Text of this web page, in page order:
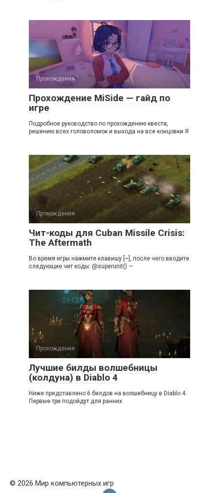
Прохождения
Прохождение MiSide — гайд по
игре
Подробное руководство по прохождению квеста,
решению всех головоломок и выхода на все концовки Я
Прохождения
Чит-коды для Cuban Missile Crisis:
The Aftermath
Во время игры нажмите клавишу [~], после чего вводите
следующие чит коды: @superunit() —
Прохождения
Лучшие билды волшебницы
(колдуна) в Diablo 4
Ниже представлено 6 билдов на волшебницу в Diablo 4.
Первые три подойдут для ранних
© 2026 Мир компьютерных игр